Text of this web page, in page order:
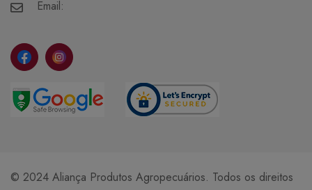
Meus Favoritos
Email:
© 2024 Aliança Produtos Agropecuários. Todos os direitos